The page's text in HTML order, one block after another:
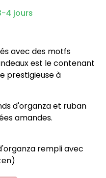
4 jours
avec des motfs
est le contenant
prestigieuse à
d'organza et ruban
amandes.
rempli avec